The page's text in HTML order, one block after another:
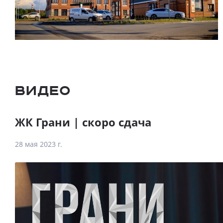
Видео
ЖК Грани | скоро сдача
28 мая 2023 г.